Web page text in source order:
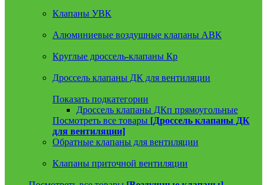
Клапаны УВК
Алюминиевые воздушные клапаны АВК
Круглые дроссель-клапаны Кр
Дроссель клапаны ДК для вентиляции
Показать подкатегории
Дроссель клапаны ДКп прямоугольные
Посмотреть все товары [Дроссель клапаны ДК
для вентиляции]
Обратные клапаны для вентиляции
Клапаны приточной вентиляции